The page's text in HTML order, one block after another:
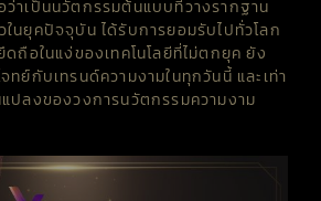
ว่าเป็นนวัตกรรมต้นแบบที่วางรากฐาน
นยุคปัจจุบัน ได้รับการยอมรับไปทั่วโลก
ดถือในแง่ของเทคโนโลยีที่ไม่ตกยุค ยัง
ทย์กับเทรนด์ความงามในทุกวันนี้ และเท่า
ปลงของวงการนวัตกรรมความงาม